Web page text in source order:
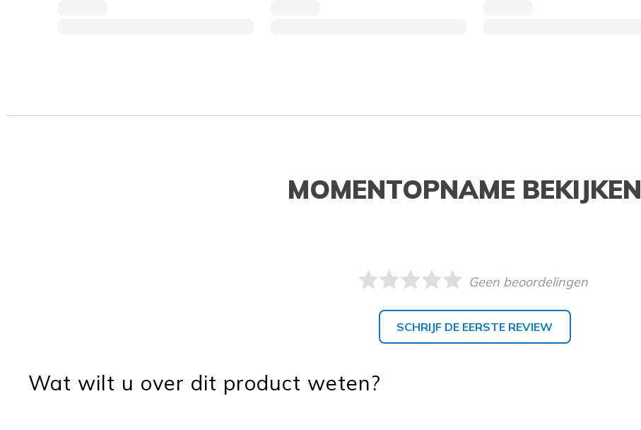
MOMENTOPNAME BEKIJKEN
Geen beoordelingen
SCHRIJF DE EERSTE REVIEW
Wat wilt u over dit product weten?